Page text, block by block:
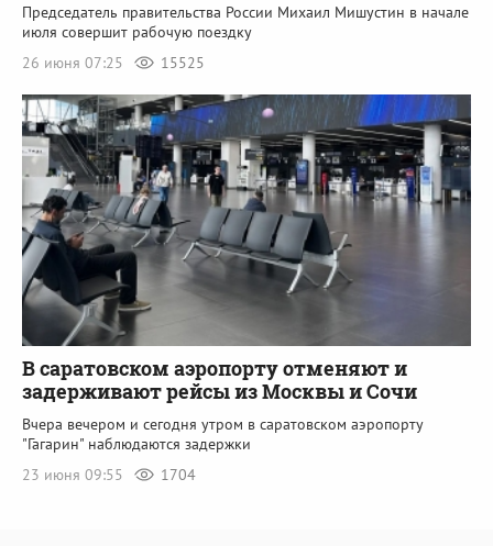
Председатель правительства России Михаил Мишустин в начале
июля совершит рабочую поездку
26 июня 07:25
15525
В саратовском аэропорту отменяют и
задерживают рейсы из Москвы и Сочи
Вчера вечером и сегодня утром в саратовском аэропорту
"Гагарин" наблюдаются задержки
23 июня 09:55
1704